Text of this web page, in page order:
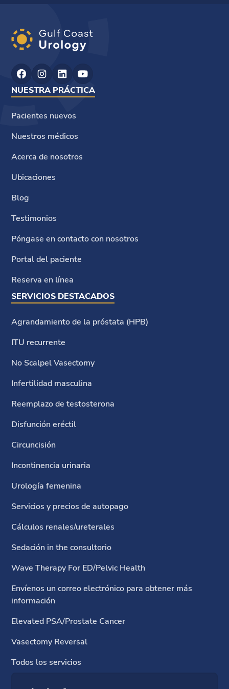
NUESTRA PRÁCTICA
Pacientes nuevos
Nuestros médicos
Acerca de nosotros
Ubicaciones
Blog
Testimonios
Póngase en contacto con nosotros
Portal del paciente
Reserva en línea
SERVICIOS DESTACADOS
Agrandamiento de la próstata (HPB)
ITU recurrente
No Scalpel Vasectomy
Infertilidad masculina
Reemplazo de testosterona
Disfunción eréctil
Circuncisión
Incontinencia urinaria
Urología femenina
Servicios y precios de autopago
Cálculos renales/ureterales
Sedación in the consultorio
Wave Therapy For ED/Pelvic Health
Envíenos un correo electrónico para obtener más
información
Elevated PSA/Prostate Cancer
Vasectomy Reversal
Todos los servicios